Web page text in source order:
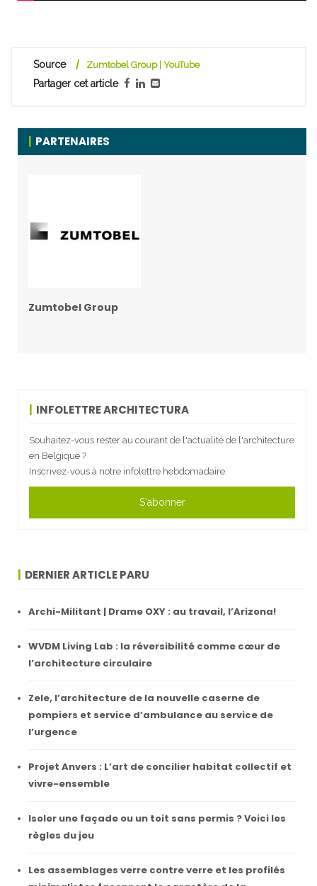
Source Zumtobel Group | YouTube
Partager cet article
PARTENAIRES
Zumtobel Group
INFOLETTRE ARCHITECTURA
Souhaitez-vous rester au courant de l'actualité de l'architecture
en Belgique ?
Inscrivez-vous à notre infolettre hebdomadaire.
S'abonner
DERNIER ARTICLE PARU
Archi-Militant | Drame OXY : au travail, l’Arizona!
WVDM Living Lab : la réversibilité comme cœur de
l’architecture circulaire
Zele, l’architecture de la nouvelle caserne de
pompiers et service d’ambulance au service de
l’urgence
Projet Anvers : L’art de concilier habitat collectif et
vivre-ensemble
Isoler une façade ou un toit sans permis ? Voici les
règles du jeu
Les assemblages verre contre verre et les profilés